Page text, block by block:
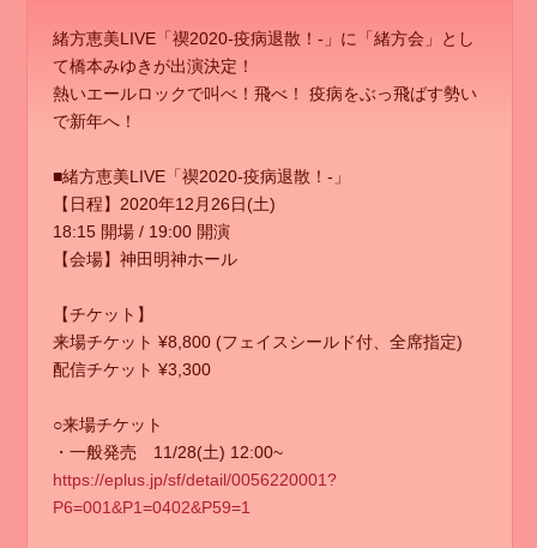
緒方恵美LIVE「禊2020-疫病退散！-」に「緒方会」とし
て橋本みゆきが出演決定！
熱いエールロックで叫べ！飛べ！ 疫病をぶっ飛ばす勢い
で新年へ！
■緒方恵美LIVE「禊2020-疫病退散！-」
【日程】2020年12月26日(土)
18:15 開場 / 19:00 開演
【会場】神田明神ホール
【チケット】
来場チケット ¥8,800 (フェイスシールド付、全席指定)
配信チケット ¥3,300
○来場チケット
・一般発売 11/28(土) 12:00~
https://eplus.jp/sf/detail/0056220001?
P6=001&P1=0402&P59=1